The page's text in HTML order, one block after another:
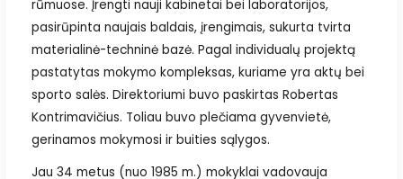
rūmuose. Įrengti nauji kabinetai bei laboratorijos,
pasirūpinta naujais baldais, įrengimais, sukurta tvirta
materialinė-techninė bazė. Pagal individualų projektą
pastatytas mokymo kompleksas, kuriame yra aktų bei
sporto salės. Direktoriumi buvo paskirtas Robertas
Kontrimavičius. Toliau buvo plečiama gyvenvietė,
gerinamos mokymosi ir buities sąlygos.
Jau 34 metus (nuo 1985 m.) mokyklai vadovauja